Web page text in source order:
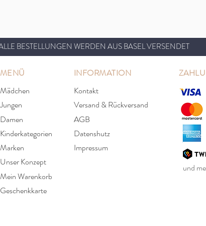
BESTELLUNGEN WERDEN AUS BASEL VERSENDET
MENÜ
INFORMATION
Mädchen
Jungen
Damen
Kinderkategorien
Marken
Kontakt
Versand & Rückversand
AGB
Datenshutz
Impressum
Unser Konzept
Mein Warenkorb
und
Geschenkkarte